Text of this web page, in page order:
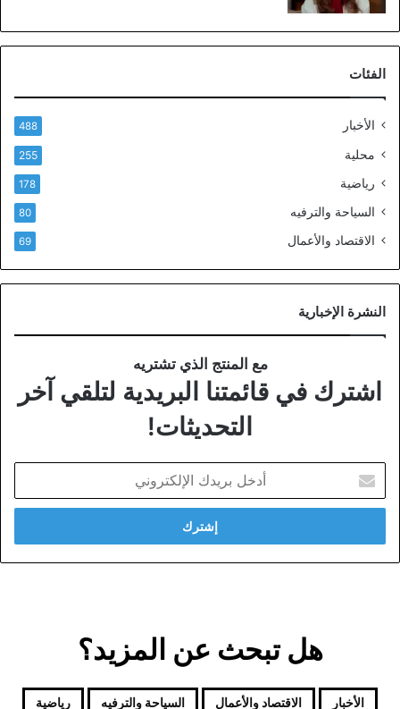
الفئات
الأخبار 488
محلية 255
رياضية 178
السياحة والترفيه 80
الاقتصاد والأعمال 69
النشرة الإخبارية
مع المنتج الذي تشتريه
اشترك في قائمتنا البريدية لتلقي آخر
التحديثات!
بريدك
الإلكتروني
هل تبحث عن المزيد؟
الأخبار الاقتصاد والأعمال السياحة والترفيه رياضية